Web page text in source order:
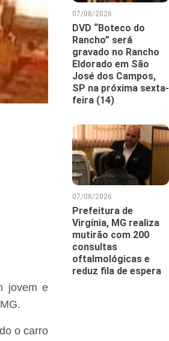
jovem e
o carro
07/08/2026
DVD “Boteco do
Rancho” será
gravado no Rancho
Eldorado em São
José dos Campos,
SP na próxima sexta-
feira (14)
07/08/2026
Prefeitura de
Virgínia, MG realiza
mutirão com 200
consultas
oftalmológicas e
reduz fila de espera